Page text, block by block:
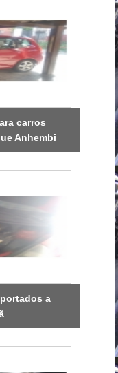
carros
Anhembi
a